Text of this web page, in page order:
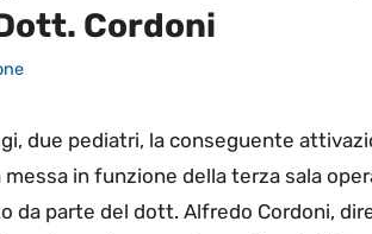
Cordoni
due pediatri, la conseguente
messa in funzione della terza sala
da parte del dott. Alfredo Cordoni,